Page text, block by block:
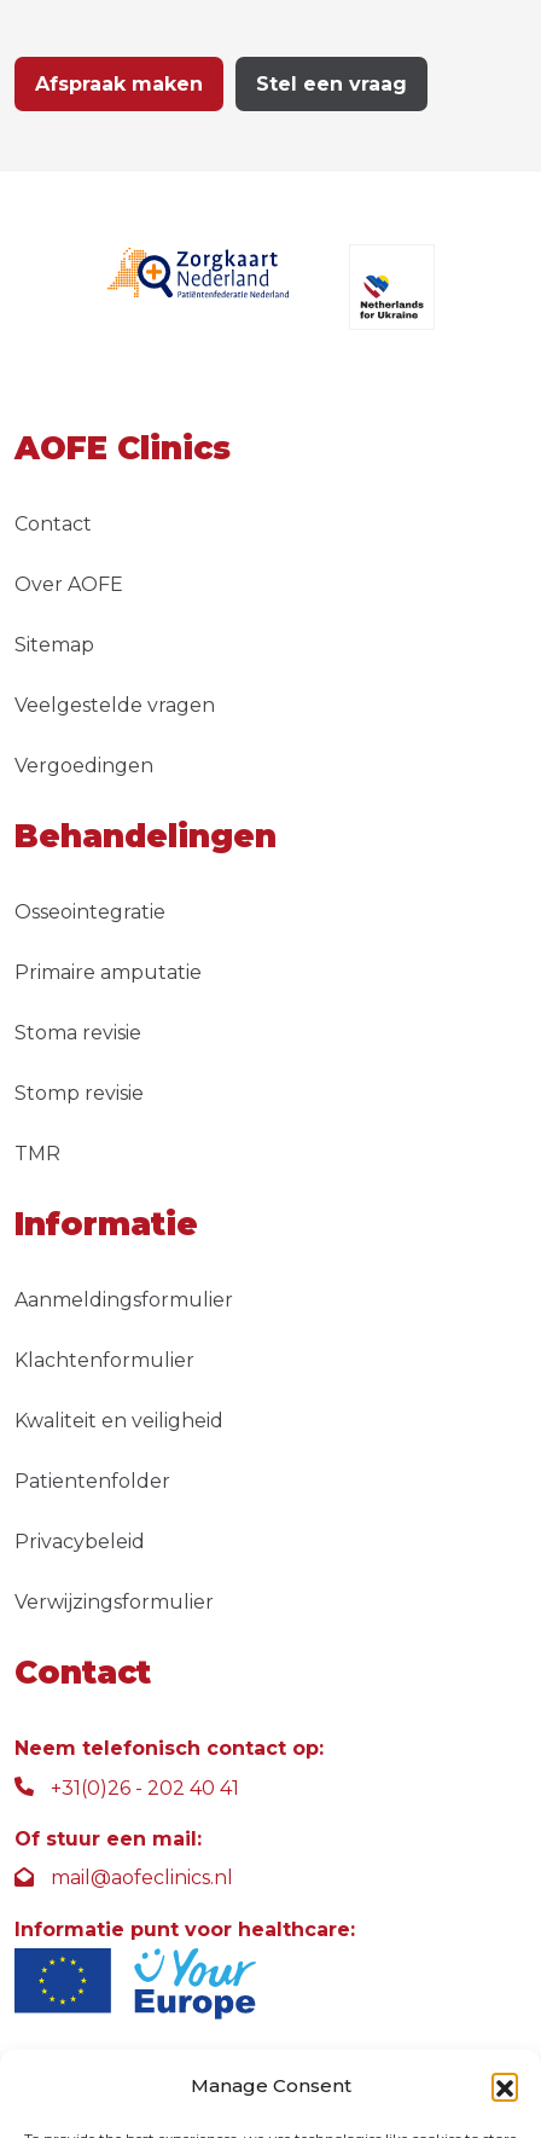
Manage Consent
Afspraak maken Stel een vraag
AOFE Clinics
Contact
Over AOFE
Sitemap
Veelgestelde vragen
Vergoedingen
Behandelingen
Osseointegratie
Primaire amputatie
Stoma revisie
Stomp revisie
TMR
Informatie
Aanmeldingsformulier
Klachtenformulier
Kwaliteit en veiligheid
Patientenfolder
Privacybeleid
Verwijzingsformulier
Contact
Neem telefonisch contact op:
+31(0)26 - 202 40 41
Of stuur een mail:
mail@aofeclinics.nl
Informatie punt voor healthcare: